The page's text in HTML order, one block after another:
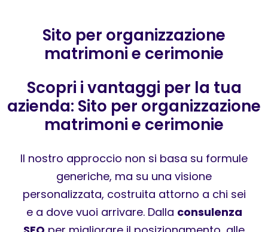
Sito per organizzazione
matrimoni e cerimonie
Scopri i vantaggi per la tua
azienda: Sito per organizzazione
matrimoni e cerimonie
Il nostro approccio non si basa su formule
generiche, ma su una visione
personalizzata, costruita attorno a chi sei
e a dove vuoi arrivare. Dalla consulenza